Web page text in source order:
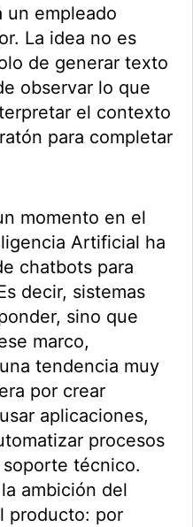
un empleado
La idea no es
de generar texto
observar lo que
el contexto
para completar
momento en el
Artificial ha
chatbots para
decir, sistemas
sino que
marco,
tendencia muy
por crear
aplicaciones,
procesos
técnico.
ambición del
producto: por